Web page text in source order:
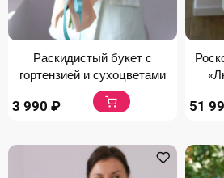
Раскидистый букет с
гортензией и сухоцветами
3 990 ₽ 51